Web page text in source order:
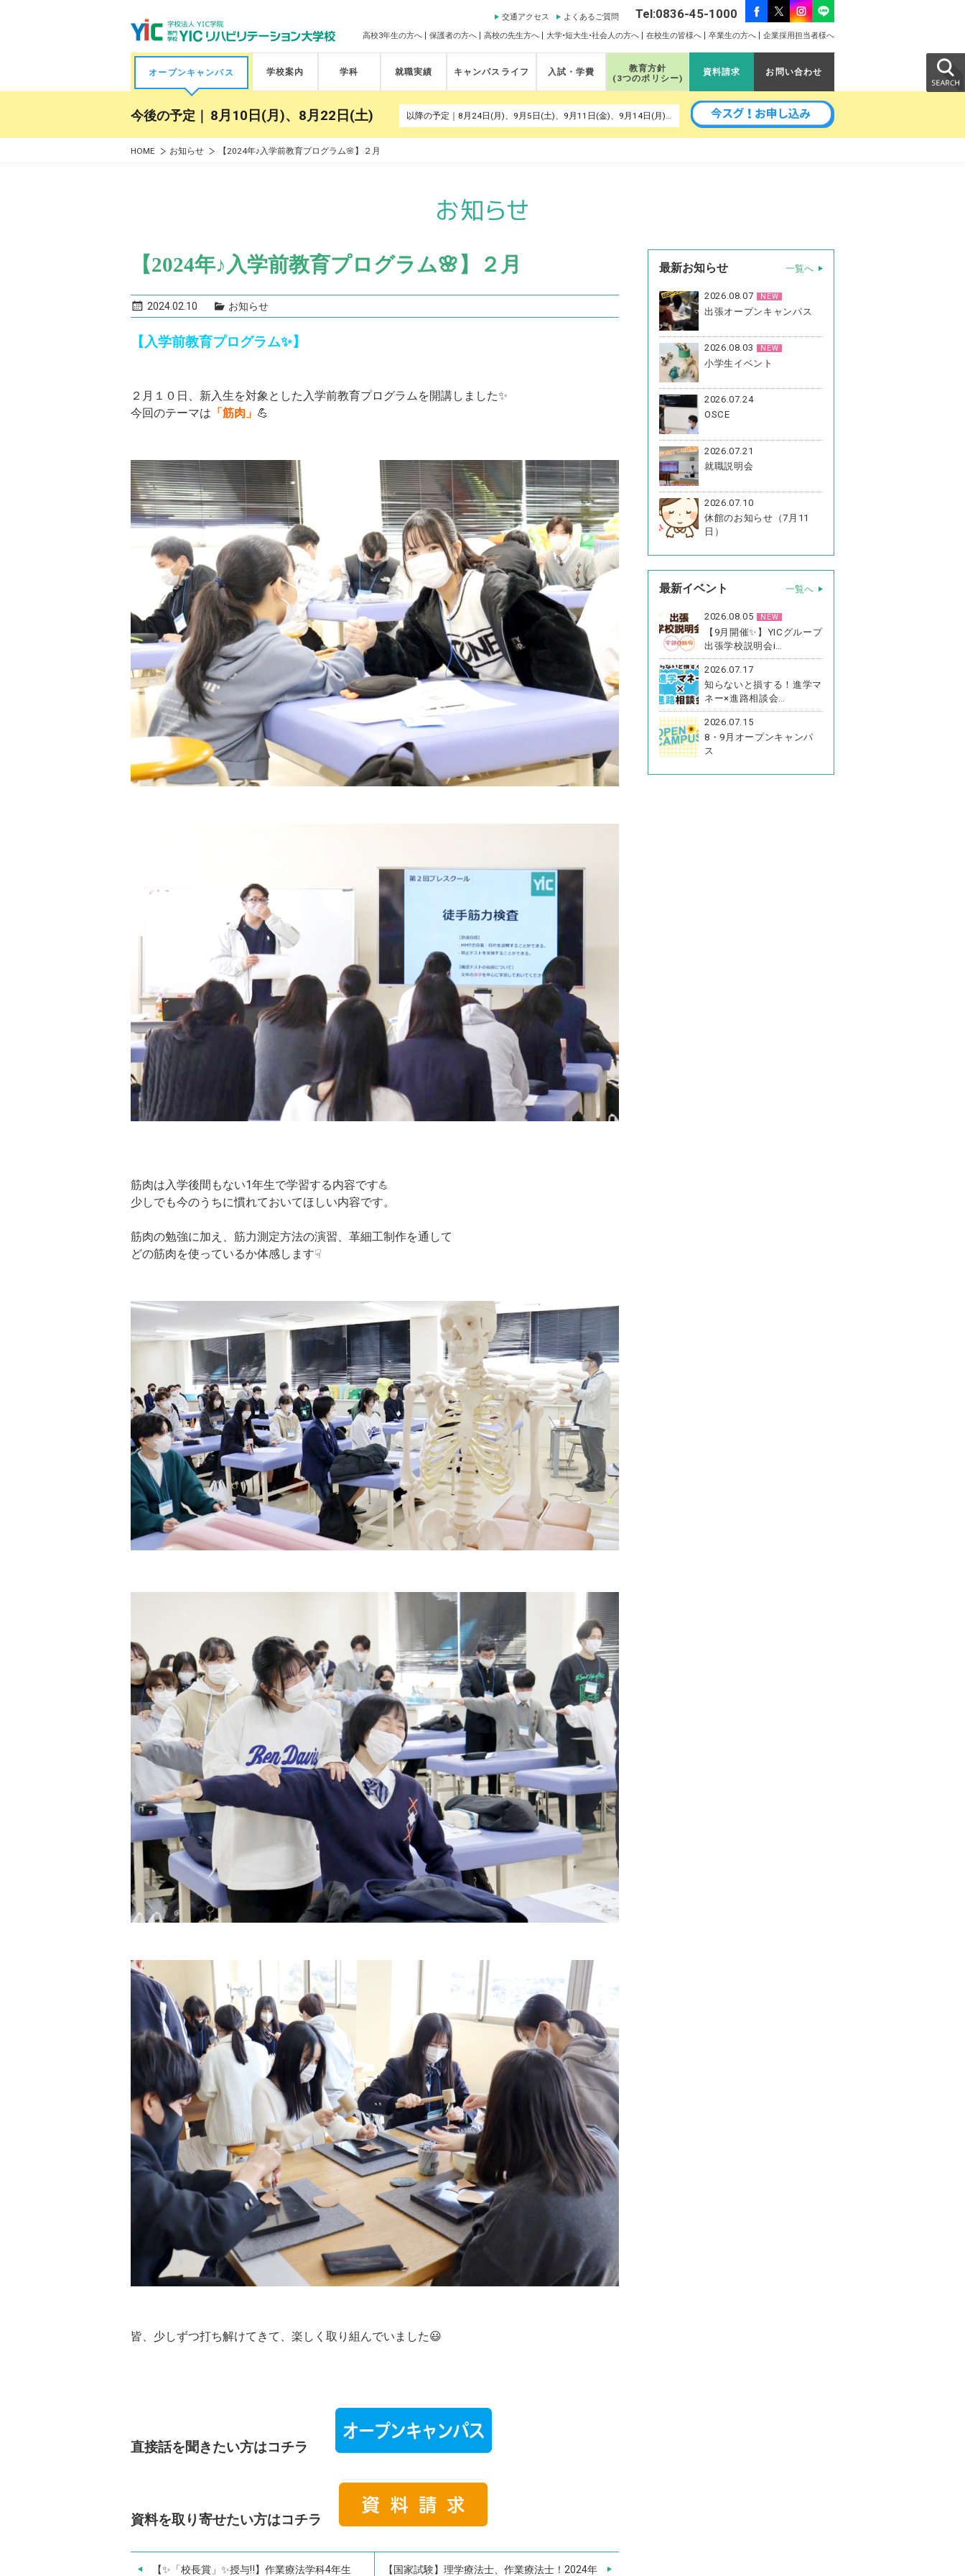
高校3年生の方へ 保護者の方へ 高校の先生方へ 大学•短大生•社会人の方へ 在校生の皆様へ 卒業生の方へ 企業採用担当者様へ
Tel:0836-45-1000
交通アクセス よくあるご質問
オープンキャンパス 学校案内 学科 就職実績 キャンパスライフ 入試・学費
教育方針
(3つのポリシー)
資料請求 お問い合わせ
今後の予定｜ 8月10日(月)、8月22日(土) 以降の予定｜8月24日(月)、9月5日(土)、9月11日(金)、9月14日(月)、9月16日(水)、9月26日(土)、10月3日(土)、10月24日(土)
HOME お知らせ 【2024年♪入学前教育プログラム🌸】２月
【2024年♪入学前教育プログラム🌸】２月
2024.02.10 お知らせ
【入学前教育プログラム✨】
２月１０日、新入生を対象とした入学前教育プログラムを開講しました✨
今回のテーマは 「筋肉」 💪
筋肉は入学後間もない1年生で学習する内容です💪
少しでも今のうちに慣れておいてほしい内容です。
筋肉の勉強に加え、筋力測定方法の演習、革細工制作を通して
どの筋肉を使っているか体感します☟
皆、少しずつ打ち解けてきて、楽しく取り組んでいました😃
直接話を聞きたい方はコチラ
資料を取り寄せたい方はコチラ
【✨「校長賞」✨授与‼】作業療法学科4年生 【国家試験】理学療法士、作業療法士！2024年
最新お知らせ 一覧へ
2026.08.07 NEW
出張オープンキャンパス
2026.08.03 NEW
小学生イベント
2026.07.24
OSCE
2026.07.21
就職説明会
2026.07.10
休館のお知らせ（7月11
日）
最新イベント 一覧へ
2026.08.05 NEW
【9月開催✨】YICグループ
出張学校説明会i…
2026.07.17
知らないと損する！進学マ
ネー×進路相談会…
2026.07.15
8・9月オープンキャンパ
ス